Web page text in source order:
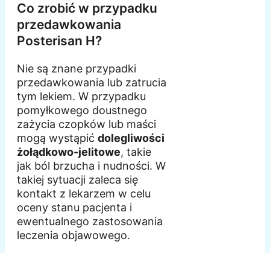
Co zrobić w przypadku
przedawkowania
Posterisan H?
Nie są znane przypadki
przedawkowania lub zatrucia
tym lekiem. W przypadku
pomyłkowego doustnego
zażycia czopków lub maści
mogą wystąpić dolegliwości
żołądkowo-jelitowe, takie
jak ból brzucha i nudności. W
takiej sytuacji zaleca się
kontakt z lekarzem w celu
oceny stanu pacjenta i
ewentualnego zastosowania
leczenia objawowego.